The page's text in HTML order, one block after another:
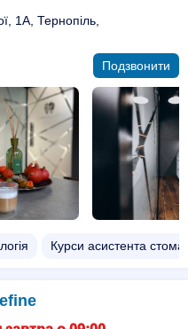
1А, Тернопіль,
Подзвонити
Курси асистента